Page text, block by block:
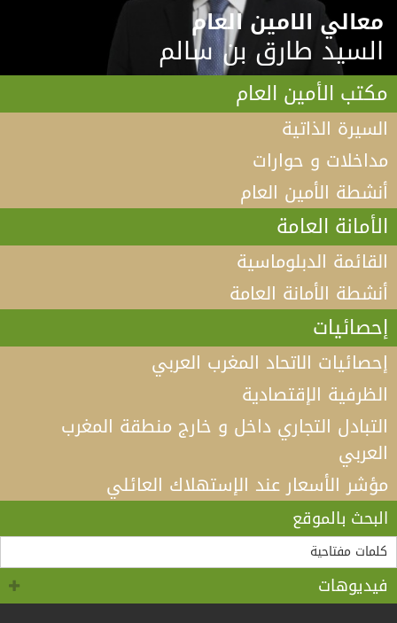
معالي الامين العام
السيد طارق بن سالم
مكتب الأمين العام
السيرة الذاتية
مداخلات و حوارات
أنشطة الأمين العام
الأمانة العامة
القائمة الدبلوماسية
أنشطة الأمانة العامة
إحصائيات
إحصائيات الاتحاد المغرب العربي
الظرفية الإقتصادية
التبادل التجاري داخل و خارج منطقة المغرب
العربي
مؤشر الأسعار عند الإستهلاك العائلي
البحث بالموقع
فيديوهات
لقاء الأمين العام لاتحاد المغرب العربي، السيد طارق بن
سالم.بالسيد وزير الشؤون الخارجية والجالية الوطنية
بالخارج، السيد أحمد عطاف
فيديو كلمة الأمين العام لاتحاد المغرب العربي أ.د الطيب
البكوش في الندوة الخامسة التي تنظمها منظمة
“مادثينك” MedThink 5+5 حول موضوع:”أي آفاق لحوار
5+5 متوسط متحول؟ تأقلم مشترك مع واقع ما بعد جائحة
كوفيد 19 “